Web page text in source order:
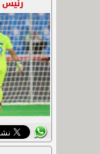
رئيس